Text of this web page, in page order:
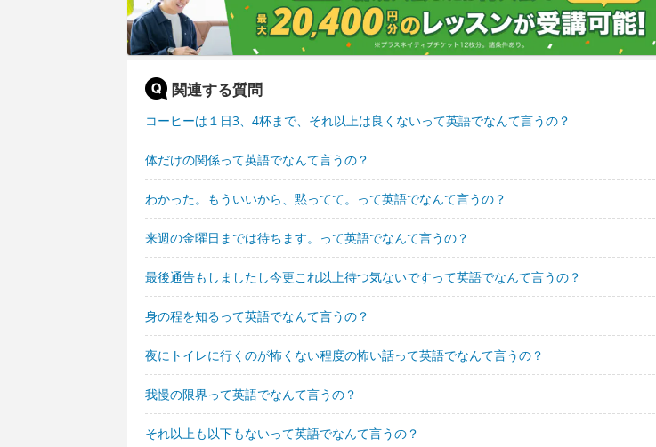
関連する質問
コーヒーは１日3、4杯まで、それ以上は良くないって英語でなんて言うの？
体だけの関係って英語でなんて言うの？
わかった。もういいから、黙ってて。って英語でなんて言うの？
来週の金曜日までは待ちます。って英語でなんて言うの？
最後通告もしましたし今更これ以上待つ気ないですって英語でなんて言うの？
身の程を知るって英語でなんて言うの？
夜にトイレに行くのが怖くない程度の怖い話って英語でなんて言うの？
我慢の限界って英語でなんて言うの？
それ以上も以下もないって英語でなんて言うの？